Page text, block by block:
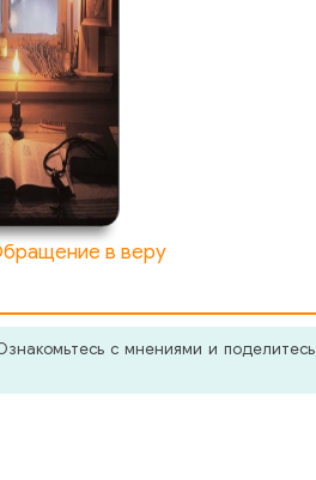
в веру
с мнениями и поделитесь